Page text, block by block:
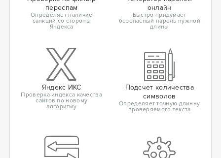
переспам
Определяет наличие
санкций со стороны
Яндекса
онлайн
Быстро придумает
безопасный пароль нужной
длины
Яндекс ИКС
Проверка индекса качества
сайтов по новому
алгоритму
Подсчет количества
символов
Определяет точную длинну
проверяемого текста